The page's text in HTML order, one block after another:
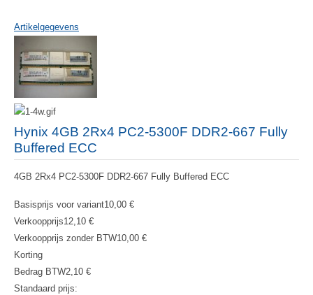
Artikelgegevens
Hynix 4GB 2Rx4 PC2-5300F DDR2-667 Fully
Buffered ECC
4GB 2Rx4 PC2-5300F DDR2-667 Fully Buffered ECC
Basisprijs voor variant10,00 €
Verkoopprijs12,10 €
Verkoopprijs zonder BTW10,00 €
Korting
Bedrag BTW2,10 €
Standaard prijs: